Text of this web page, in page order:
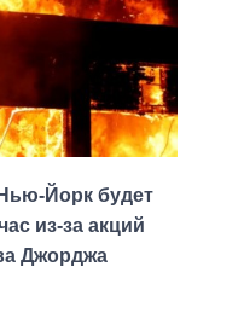
Йорк будет
из-за акций
Джорджа